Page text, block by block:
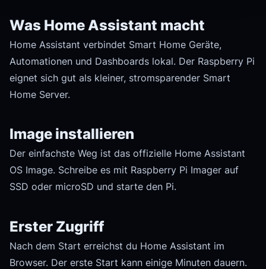
Was Home Assistant macht
Home Assistant verbindet Smart Home Geräte,
Automationen und Dashboards lokal. Der Raspberry Pi
eignet sich gut als kleiner, stromsparender Smart
Home Server.
Image installieren
Der einfachste Weg ist das offizielle Home Assistant
OS Image. Schreibe es mit Raspberry Pi Imager auf
SSD oder microSD und starte den Pi.
Erster Zugriff
Nach dem Start erreichst du Home Assistant im
Browser. Der erste Start kann einige Minuten dauern.